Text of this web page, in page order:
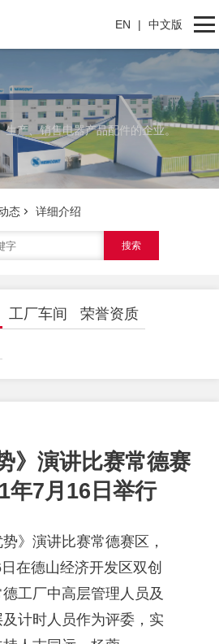
网站首页
产品分类
关于我们
联系我们
EN | 中文版
生产、销售电器产品配件的企业。
态 详细介绍
搜索
工厂车间
荣誉资质
》演讲比赛常德赛
年7月16日举行
》演讲比赛常德赛区，
在德山经济开发区双创
工厂中高层管理人员及
计时人员作为评委，实